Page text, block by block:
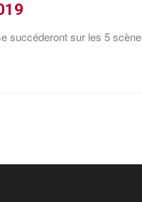
succéderont sur les 5